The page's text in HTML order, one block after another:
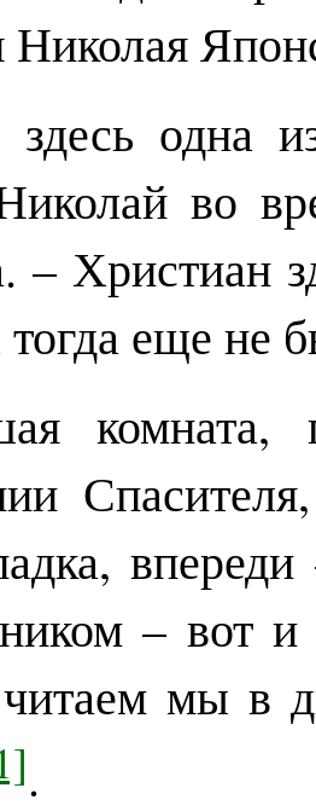
Николая
здесь
во
– Христиан
еще не
– вот
мы в
.